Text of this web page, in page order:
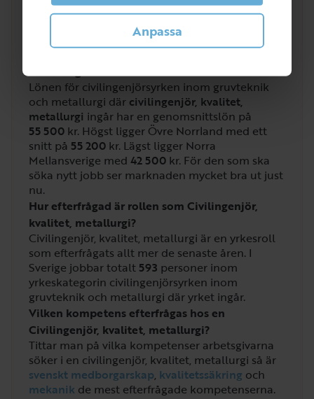
Anpassa
metallurgi?
Lönen för civilingenjörsyrken inom gruvteknik
och metallurgi där civilingenjör, kvalitet,
metallurgi ingår har en genomsnittslön på
55 500 kr. Högst ligger Övre Norrland med ett
snitt på 55 200 kr. Lägst ligger Norra
Mellansverige med 42 500 kr. För den som ska
söka nytt jobb ser marknaden mycket bra ut just
nu.
Hur efterfrågad är rollen som Civilingenjör,
kvalitet, metallurgi?
Civilingenjör, kvalitet, metallurgi är en yrkesroll
som efterfrågats allt mer de senaste åren. I
Sverige jobbar totalt 593 personer inom
yrkeskategorin civilingenjörsyrken inom
gruvteknik och metallurgi där yrket ingår.
Vilken kompetens efterfrågas hos en
Civilingenjör, kvalitet, metallurgi?
Tittar man på vilka kompetenser arbetsgivarna
söker i en civilingenjör, kvalitet, metallurgi så är
svenskt medborgarskap, kvalitetssäkring och
mekanik de mest efterfrågade kompetenserna.